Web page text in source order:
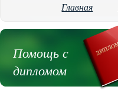
Главная
Помощь с
дипломом